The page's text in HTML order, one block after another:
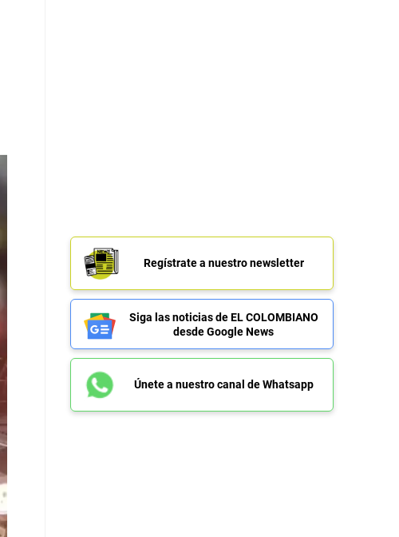
Regístrate a nuestro newsletter
Siga las noticias de EL COLOMBIANO
desde Google News
Únete a nuestro canal de Whatsapp